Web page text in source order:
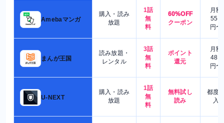
Amebaマンガ
購入・読み
放題
1話
無
料
60%OFF
クーポン
月額
550
円〜
まんが王国
読み放題・
レンタル
3話
無
料
ポイント
還元
月額
480
円〜
U-NEXT
購入・読み
放題
1話
無
料
無料試し
読み
都度
入